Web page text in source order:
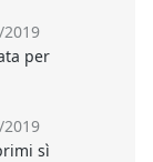
per
sì